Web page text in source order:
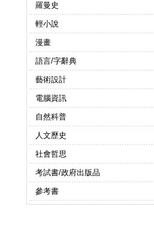
羅曼史
輕小說
漫畫
語言/字辭典
藝術設計
電腦資訊
自然科普
人文歷史
社會哲思
考試書/政府出版品
參考書